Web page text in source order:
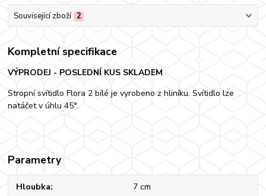
Související zboží 2
Kompletní specifikace
VÝPRODEJ - POSLEDNÍ KUS SKLADEM
Stropní svítidlo Flora 2 bílé je vyrobeno z hliníku. Svítidlo lze
natáčet v úhlu 45°.
Parametry
Hloubka 7 cm